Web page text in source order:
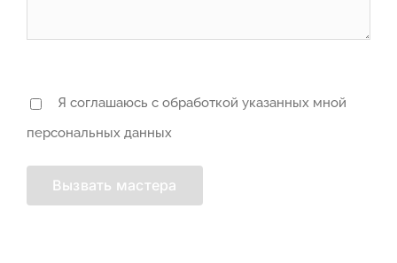
Я соглашаюсь с обработкой указанных мной
персональных данных